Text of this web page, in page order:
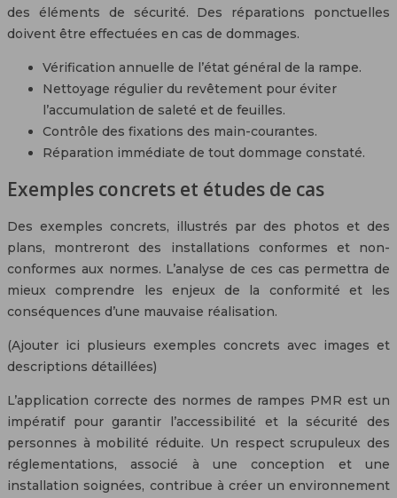
des éléments de sécurité. Des réparations ponctuelles
doivent être effectuées en cas de dommages.
Vérification annuelle de l’état général de la rampe.
Nettoyage régulier du revêtement pour éviter
l’accumulation de saleté et de feuilles.
Contrôle des fixations des main-courantes.
Réparation immédiate de tout dommage constaté.
Exemples concrets et études de cas
Des exemples concrets, illustrés par des photos et des
plans, montreront des installations conformes et non-
conformes aux normes. L’analyse de ces cas permettra de
mieux comprendre les enjeux de la conformité et les
conséquences d’une mauvaise réalisation.
(Ajouter ici plusieurs exemples concrets avec images et
descriptions détaillées)
L’application correcte des normes de rampes PMR est un
impératif pour garantir l’accessibilité et la sécurité des
personnes à mobilité réduite. Un respect scrupuleux des
réglementations, associé à une conception et une
installation soignées, contribue à créer un environnement